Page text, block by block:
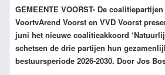
GEMEENTE VOORST- De
VoortvArend Voorst en VVD Voorst
juni het nieuwe coalitieakkoord
schetsen de drie partijen hun
bestuursperiode 2026-2030. Door Jos